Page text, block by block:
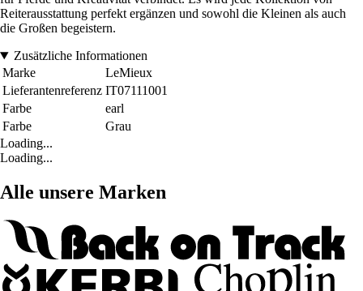
Reiterausstattung perfekt ergänzen und sowohl die Kleinen als auch
die Großen begeistern.
Zusätzliche Informationen
Marke
LeMieux
Lieferantenreferenz IT07111001
Farbe
earl
Farbe
Grau
Loading...
Loading...
Alle unsere Marken